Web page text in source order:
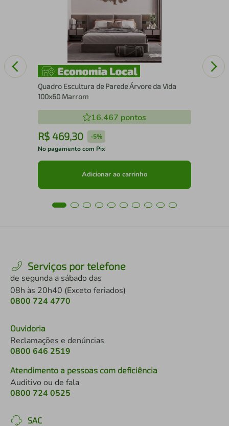
Quadro Escultura de Parede Árvore da Vida
100x60 Marrom
16.467 pontos
R$ 469,30 -5%
No pagamento com Pix
Adicionar ao carrinho
Serviços por telefone
de segunda a sábado das
08h às 20h40 (Exceto feriados)
0800 724 4770
Ouvidoria
Reclamações e denúncias
0800 646 2519
Atendimento a pessoas com deficiência
Auditivo ou de fala
0800 724 0525
SAC